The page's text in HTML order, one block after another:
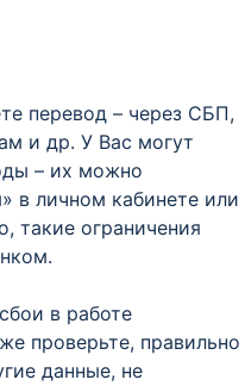
перевод – через СБП,
и др. У Вас могут
– их можно
в личном кабинете или
такие ограничения
в работе
проверьте, правильно
данные, не